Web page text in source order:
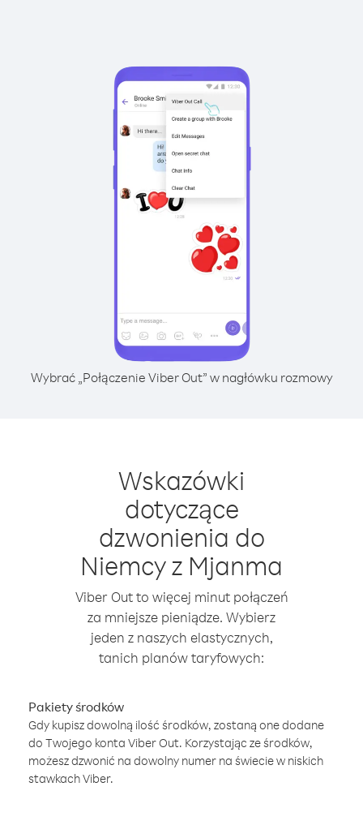
Wybrać „Połączenie Viber Out” w nagłówku rozmowy
Wskazówki
dotyczące
dzwonienia do
Niemcy z Mjanma
Viber Out to więcej minut połączeń
za mniejsze pieniądze. Wybierz
jeden z naszych elastycznych,
tanich planów taryfowych:
Pakiety środków
Gdy kupisz dowolną ilość środków, zostaną one dodane
do Twojego konta Viber Out. Korzystając ze środków,
możesz dzwonić na dowolny numer na świecie w niskich
stawkach Viber.